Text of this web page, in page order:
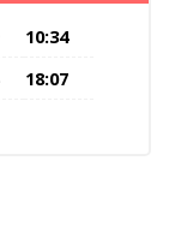
10:34
18:07